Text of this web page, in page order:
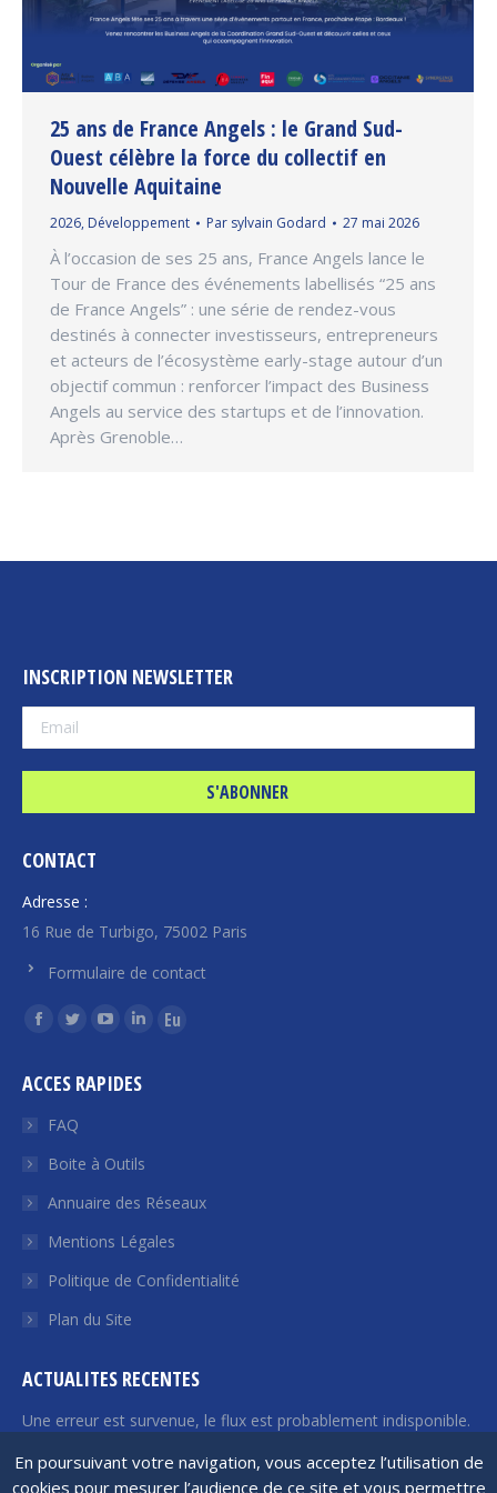
En poursuivant votre navigation, vous acceptez l’utilisation de
cookies pour mesurer l’audience de ce site et vous permettre
25 ans de France Angels : le Grand Sud-
Ouest célèbre la force du collectif en
Nouvelle Aquitaine
2026, Développement Par sylvain Godard 27 mai 2026
À l’occasion de ses 25 ans, France Angels lance le
Tour de France des événements labellisés “25 ans
de France Angels” : une série de rendez-vous
destinés à connecter investisseurs, entrepreneurs
et acteurs de l’écosystème early-stage autour d’un
objectif commun : renforcer l’impact des Business
Angels au service des startups et de l’innovation.
Après Grenoble…
INSCRIPTION NEWSLETTER
CONTACT
Adresse :
16 Rue de Turbigo, 75002 Paris
Formulaire de contact
Trouvez nous sur :
La
Facebook
s'ouvre
une
nouvelle
fenêtre
La
Twitter
s'ouvre
une
nouvelle
fenêtre
La
YouTube
une
nouvelle
fenêtre
La
LinkedIn
une
nouvelle
fenêtre
La
nouvelle
fenêtre
ACCES RAPIDES
FAQ
Boite à Outils
Annuaire des Réseaux
Mentions Légales
Politique de Confidentialité
Plan du Site
ACTUALITES RECENTES
Une erreur est survenue, le flux est probablement indisponible.